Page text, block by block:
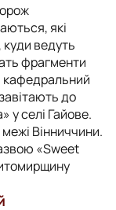
які
ведуть
фрагменти
кафедральний
до
у селі Гайове.
Вінниччини.
«Sweet